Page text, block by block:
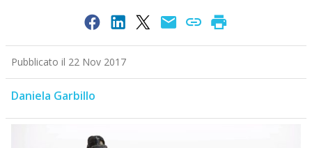
Pubblicato il 22 Nov 2017
Daniela Garbillo